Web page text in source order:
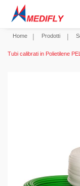
Home Prodotti
Tubi calibrati in Polietilene